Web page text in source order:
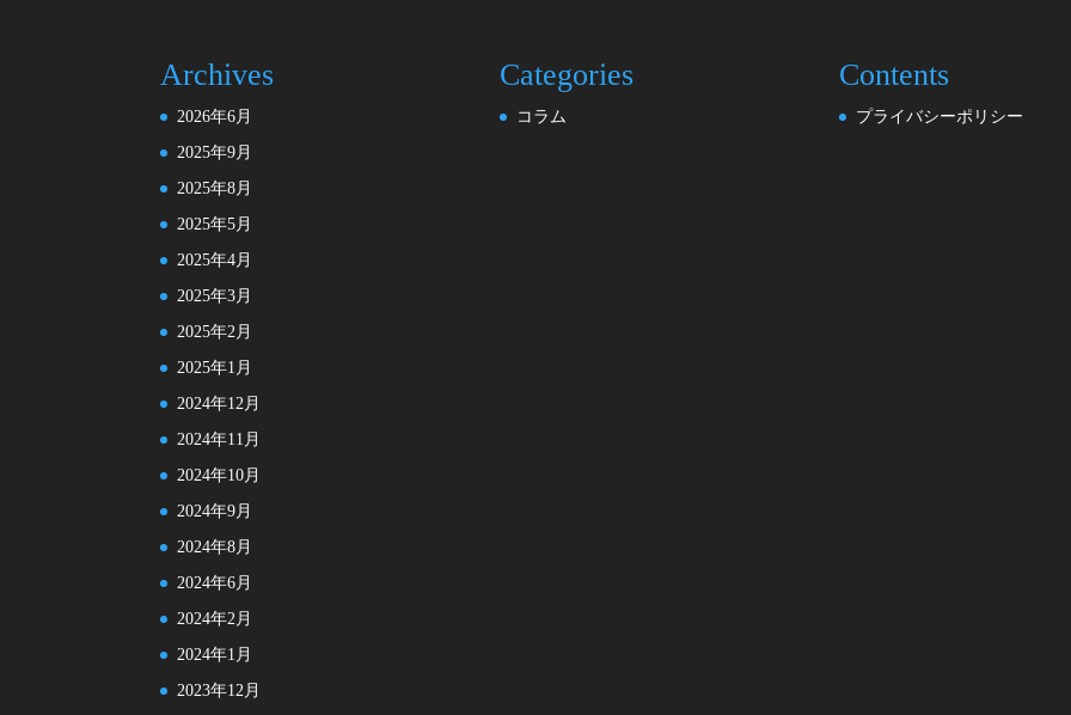
Archives
2026年6月
2025年9月
2025年8月
2025年5月
2025年4月
2025年3月
2025年2月
2025年1月
2024年12月
2024年11月
2024年10月
2024年9月
2024年8月
2024年6月
2024年2月
2024年1月
2023年12月
Categories
コラム
Contents
プライバシーポリシー